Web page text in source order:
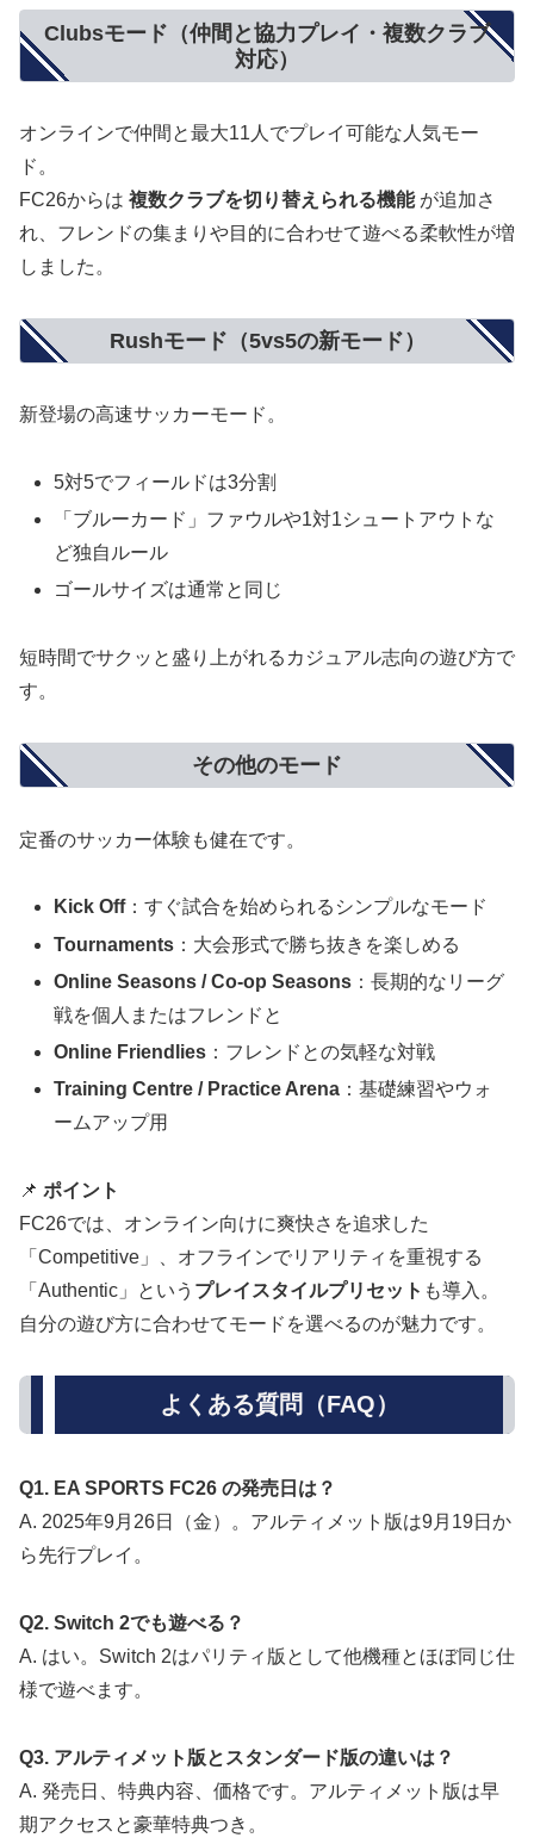
Clubsモード（仲間と協力プレイ・複数クラブ
対応）
オンラインで仲間と最大11人でプレイ可能な人気モー
ド。
FC26からは 複数クラブを切り替えられる機能が追加さ
れ、フレンドの集まりや目的に合わせて遊べる柔軟性が増
しました。
Rushモード（5vs5の新モード）
新登場の高速サッカーモード。
5対5でフィールドは3分割
「ブルーカード」ファウルや1対1シュートアウトな
ど独自ルール
ゴールサイズは通常と同じ
短時間でサクッと盛り上がれるカジュアル志向の遊び方で
す。
その他のモード
定番のサッカー体験も健在です。
Kick Off：すぐ試合を始められるシンプルなモード
Tournaments ：大会形式で勝ち抜きを楽しめる
Online Seasons / Co-op Seasons ：長期的なリーグ
戦を個人またはフレンドと
Online Friendlies ：フレンドとの気軽な対戦
Training Centre / Practice Arena ：基礎練習やウォ
ームアップ用
📌 ポイント
FC26では、オンライン向けに爽快さを追求した
「Competitive」、オフラインでリアリティを重視する
「Authentic」という プレイスタイルプリセット も導入。
自分の遊び方に合わせてモードを選べるのが魅力です。
よくある質問（FAQ）
Q1. EA SPORTS FC26 の発売日は？
A. 2025年9月26日（金）。アルティメット版は9月19日か
ら先行プレイ。
Q2. Switch 2でも遊べる？
A. はい。Switch 2はパリティ版として他機種とほぼ同じ仕
様で遊べます。
Q3. アルティメット版とスタンダード版の違いは？
A. 発売日、特典内容、価格です。アルティメット版は早
期アクセスと豪華特典つき。